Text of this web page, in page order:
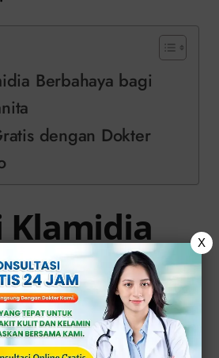
Berbahaya bagi
dengan Dokter
bagi
Wanita
X